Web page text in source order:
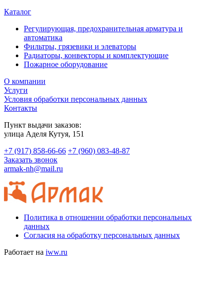
Каталог
Регулирующая, предохранительная арматура и
автоматика
Фильтры, грязевики и элеваторы
Радиаторы, конвекторы и комплектующие
Пожарное оборудование
О компании
Услуги
Условия обработки персональных данных
Контакты
Пункт выдачи заказов:
​улица Аделя Кутуя, 151
+7 (917) 858-66-66 +7 (960) 083-48-87
Заказать звонок
armak-nh@mail.ru
Политика в отношении обработки персональных
данных
Согласия на обработку персональных данных
Работает на iww.ru